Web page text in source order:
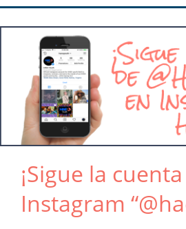
¡Sigue la
Instagram